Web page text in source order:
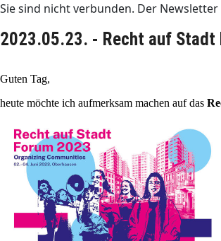
Sie sind nicht verbunden. Der
2023.05.23. - Recht auf Stadt